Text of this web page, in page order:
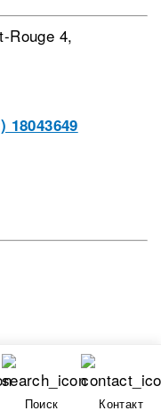
Rouge 4,
18043649
Поиск Контакт